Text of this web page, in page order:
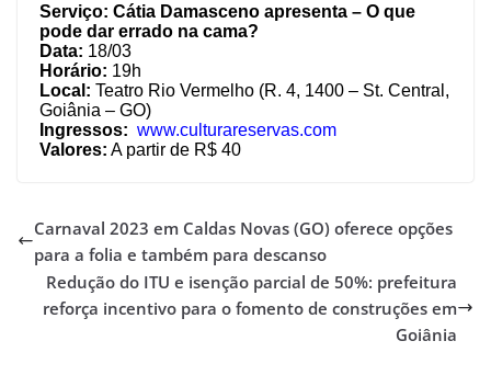
Serviço: Cátia Damasceno apresenta – O que
pode dar errado na cama?
Data: 18/03
Horário: 19h
Local: Teatro Rio Vermelho (R. 4, 1400 – St. Central,
Goiânia – GO)
Ingressos: www.culturareservas.com
Valores: A partir de R$ 40
Carnaval 2023 em Caldas Novas (GO) oferece opções
para a folia e também para descanso
Redução do ITU e isenção parcial de 50%: prefeitura
reforça incentivo para o fomento de construções em
Goiânia